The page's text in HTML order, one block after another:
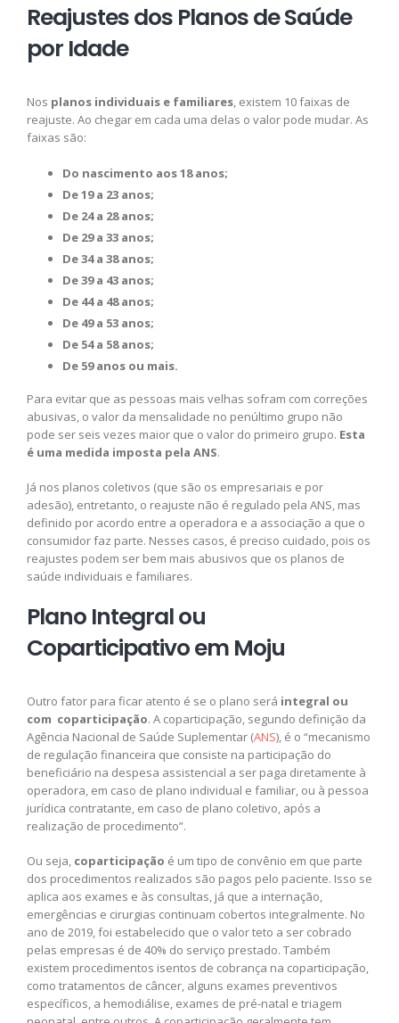
Reajustes dos Planos de Saúde
por Idade
Nos planos individuais e familiares, existem 10 faixas de
reajuste. Ao chegar em cada uma delas o valor pode mudar. As
faixas são:
Do nascimento aos 18 anos;
De 19 a 23 anos;
De 24 a 28 anos;
De 29 a 33 anos;
De 34 a 38 anos;
De 39 a 43 anos;
De 44 a 48 anos;
De 49 a 53 anos;
De 54 a 58 anos;
De 59 anos ou mais.
Para evitar que as pessoas mais velhas sofram com correções
abusivas, o valor da mensalidade no penúltimo grupo não
pode ser seis vezes maior que o valor do primeiro grupo. Esta
é uma medida imposta pela ANS.
Já nos planos coletivos (que são os empresariais e por
adesão), entretanto, o reajuste não é regulado pela ANS, mas
definido por acordo entre a operadora e a associação a que o
consumidor faz parte. Nesses casos, é preciso cuidado, pois os
reajustes podem ser bem mais abusivos que os planos de
saúde individuais e familiares.
Plano Integral ou
Coparticipativo em Moju
Outro fator para ficar atento é se o plano será integral ou
com coparticipação. A coparticipação, segundo definição da
Agência Nacional de Saúde Suplementar (ANS), é o “mecanismo
de regulação financeira que consiste na participação do
beneficiário na despesa assistencial a ser paga diretamente à
operadora, em caso de plano individual e familiar, ou à pessoa
jurídica contratante, em caso de plano coletivo, após a
realização de procedimento”.
Ou seja, coparticipação é um tipo de convênio em que parte
dos procedimentos realizados são pagos pelo paciente. Isso se
aplica aos exames e às consultas, já que a internação,
emergências e cirurgias continuam cobertos integralmente. No
ano de 2019, foi estabelecido que o valor teto a ser cobrado
pelas empresas é de 40% do serviço prestado. Também
existem procedimentos isentos de cobrança na coparticipação,
como tratamentos de câncer, alguns exames preventivos
específicos, a hemodiálise, exames de pré-natal e triagem